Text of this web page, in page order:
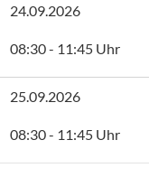
24.09.2026
08:30 - 11:45 Uhr
25.09.2026
08:30 - 11:45 Uhr